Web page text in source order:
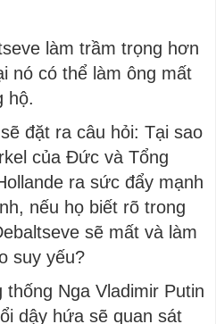
làm trầm trọng hơn
nó có thể làm ông mất
hộ.
đặt ra câu hỏi: Tại sao
của Đức và Tổng
ra sức đẩy mạnh
nếu họ biết rõ trong
sẽ mất và làm
suy yếu?
Nga Vladimir Putin
dậy hứa sẽ quan sát